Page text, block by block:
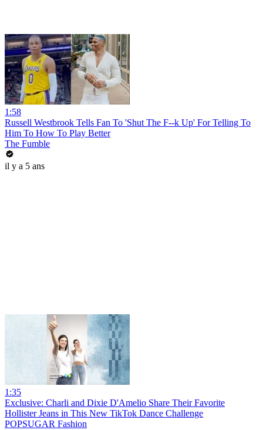
1:58
Russell Westbrook Tells Fan To 'Shut The F--k Up' For Telling To
Him To How To Play Better
The Fumble
il y a 5 ans
1:35
Exclusive: Charli and Dixie D'Amelio Share Their Favorite
Hollister Jeans in This New TikTok Dance Challenge
POPSUGAR Fashion